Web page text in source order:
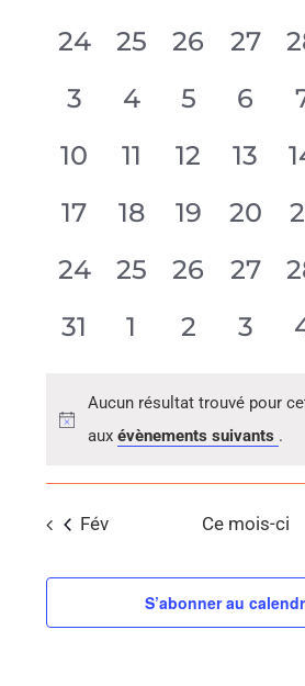
date.
Évènements
0
évènement,
24
0
évènement,
25
0
26
0
27
0
0
évènement,
3
0
évènement,
4
0
5
0
6
0
évènement,
10
0
évènement,
11
0
12
0
13
0
0
évènement,
17
0
évènement,
18
0
19
0
20
0
évènement,
24
0
évènement,
25
0
26
0
27
0
0
31
0
1
0
2
0
3
Aucun résultat trouvé pour
auxévènements suivants .
Fév Ce mois-ci
S’abonner au